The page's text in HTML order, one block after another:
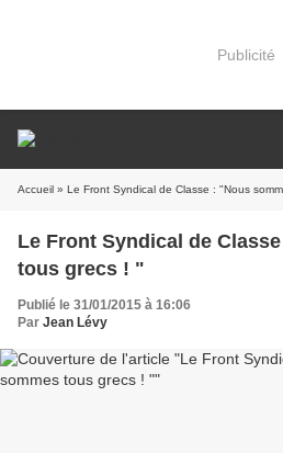
Publicité
Accueil » Le Front Syndical de Classe : "Nous
Le Front Syndical de
tous grecs ! "
Publié le 31/01/2015 à 16:06
Par Jean Lévy